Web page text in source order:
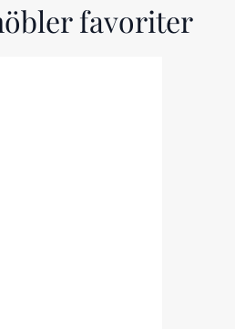
favoriter